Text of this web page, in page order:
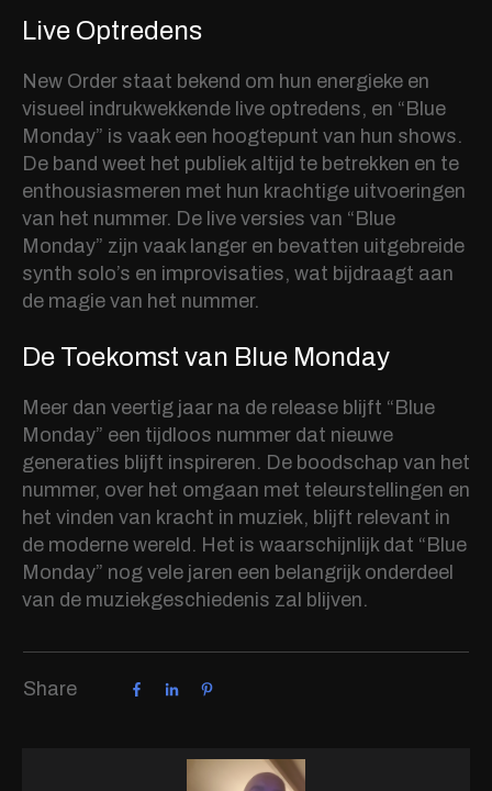
Live Optredens
New Order staat bekend om hun energieke en
visueel indrukwekkende live optredens, en “Blue
Monday” is vaak een hoogtepunt van hun shows.
De band weet het publiek altijd te betrekken en te
enthousiasmeren met hun krachtige uitvoeringen
van het nummer. De live versies van “Blue
Monday” zijn vaak langer en bevatten uitgebreide
synth solo’s en improvisaties, wat bijdraagt aan
de magie van het nummer.
De Toekomst van Blue Monday
Meer dan veertig jaar na de release blijft “Blue
Monday” een tijdloos nummer dat nieuwe
generaties blijft inspireren. De boodschap van het
nummer, over het omgaan met teleurstellingen en
het vinden van kracht in muziek, blijft relevant in
de moderne wereld. Het is waarschijnlijk dat “Blue
Monday” nog vele jaren een belangrijk onderdeel
van de muziekgeschiedenis zal blijven.
Share